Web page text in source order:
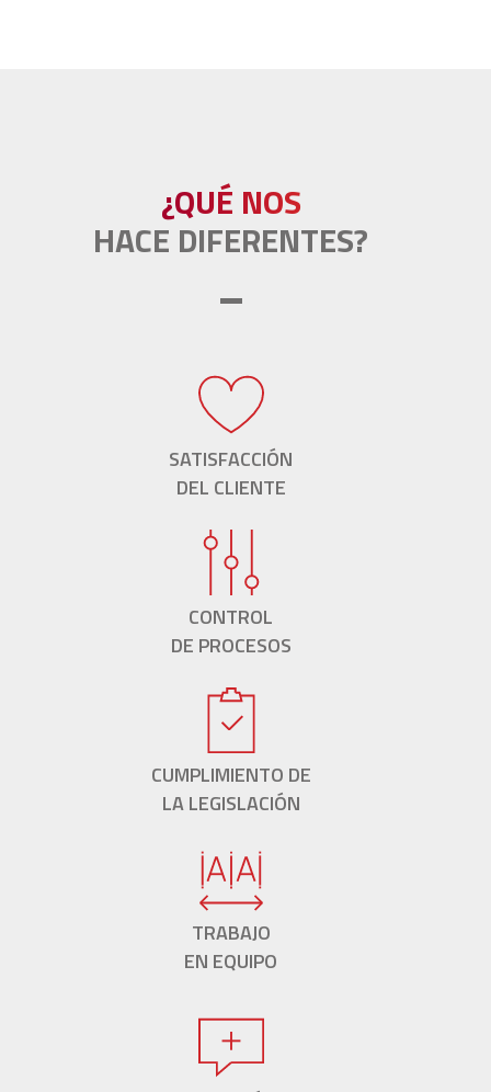
¿QUÉ NOS
HACE DIFERENTES?
SATISFACCIÓN
DEL CLIENTE
CONTROL
DE PROCESOS
CUMPLIMIENTO DE
LA LEGISLACIÓN
TRABAJO
EN EQUIPO